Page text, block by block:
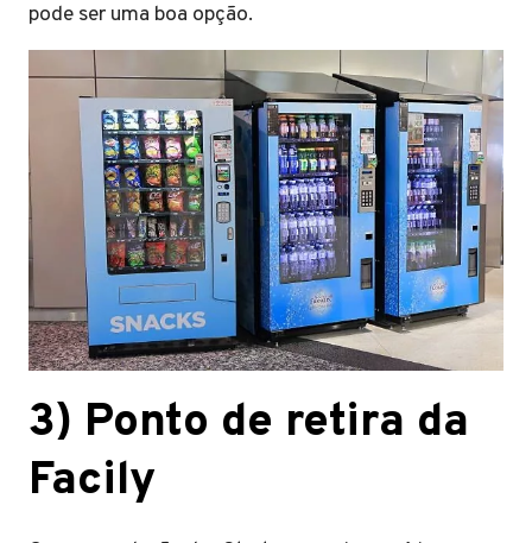
pode ser uma boa opção.
3) Ponto de retira da
Facily